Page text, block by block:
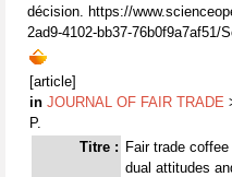
décision. https://
2ad9-4102-bb37-76b0f9a7af51/
[article]
in JOURNAL OF FAIR TRADE
P.
Titre : Fair trade
dual attitudes